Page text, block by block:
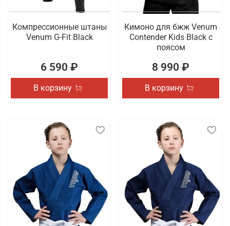
Компрессионные штаны
Venum G-Fit Black
6 590 ₽
В корзину
Кимоно для бжж Venum
Contender Kids Black с
поясом
8 990 ₽
В корзину